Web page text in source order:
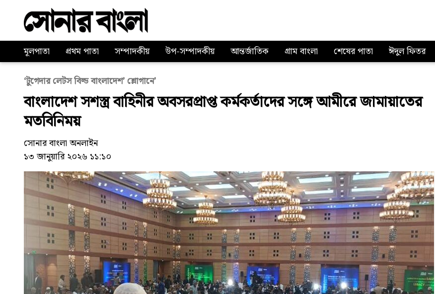
মূলপাতা প্রথম পাতা সম্পাদকীয় উপ-সম্পাদকীয় আন্তর্জাতিক গ্রাম বাংলা শেষের পাতা ঈদুল ফিতর
‘টুগেদার লেটস বিল্ড বাংলাদেশ’ শ্লোগানে’
বাংলাদেশ সশস্ত্র বাহিনীর অবসরপ্রাপ্ত কর্মকর্তাদের সঙ্গে আমীরে জামায়াতের
মতবিনিময়
সোনার বাংলা অনলাইন
১৩ জানুয়ারি ২০২৬ ১১:১০